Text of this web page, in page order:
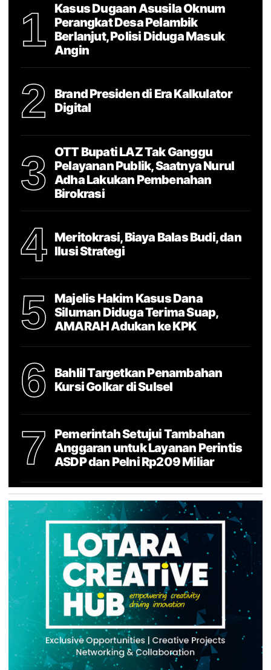
1
Kasus Dugaan Asusila Oknum
Perangkat Desa Pelambik
Berlanjut, Polisi Diduga Masuk
Angin
2
Brand Presiden di Era Kalkulator
Digital
3
OTT Bupati LAZ Tak Ganggu
Pelayanan Publik, Saatnya Nurul
Adha Lakukan Pembenahan
Birokrasi
4
Meritokrasi, Biaya Balas Budi, dan
Ilusi Strategi
5
Majelis Hakim Kasus Dana
Siluman Diduga Terima Suap,
AMARAH Adukan ke KPK
6
Bahlil Targetkan Penambahan
Kursi Golkar di Sulsel
7
Pemerintah Setujui Tambahan
Anggaran untuk Layanan Perintis
ASDP dan Pelni Rp209 Miliar